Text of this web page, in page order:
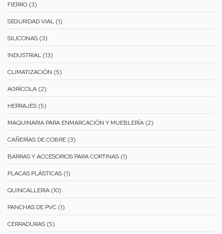
FIERRO (3)
SEGURIDAD VIAL (1)
SILICONAS (3)
INDUSTRIAL (13)
CLIMATIZACIÓN (5)
AGRÍCOLA (2)
HERRAJES (5)
MAQUINARIA PARA ENMARCACIÓN Y MUEBLERÍA (2)
CAÑERÍAS DE COBRE (3)
BARRAS Y ACCESORIOS PARA CORTINAS (1)
PLACAS PLÁSTICAS (1)
QUINCALLERIA (10)
PANCHAS DE PVC (1)
CERRADURAS (5)